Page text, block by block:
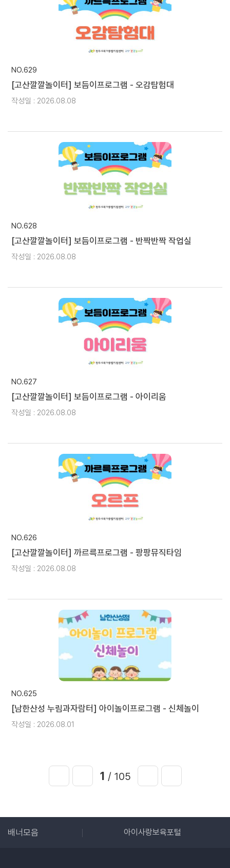
NO.629
[고산깔깔놀이터] 보듬이프로그램 - 오감탐험대
작성일 : 2026.08.08
NO.628
[고산깔깔놀이터] 보듬이프로그램 - 반짝반짝 작업실
작성일 : 2026.08.08
NO.627
[고산깔깔놀이터] 보듬이프로그램 - 아이리움
작성일 : 2026.08.08
NO.626
[고산깔깔놀이터] 까르륵프로그램 - 팡팡뮤직타임
작성일 : 2026.08.08
NO.625
[남한산성 누림과자람터] 아이놀이프로그램 - 신체놀이
작성일 : 2026.08.01
1 / 105
배너모음
육·교육진흥원 아이사랑보육포털